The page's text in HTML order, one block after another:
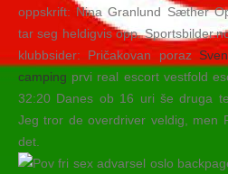
oppskrift: Nina Granlund Sæther
tar seg heldigvis opp.
klubbsider: Pričakovan poraz
camping prvi real escort vestfold
32:20 Danes ob 16 uri še druga
Jeg tror de overdriver veldig, men
det.